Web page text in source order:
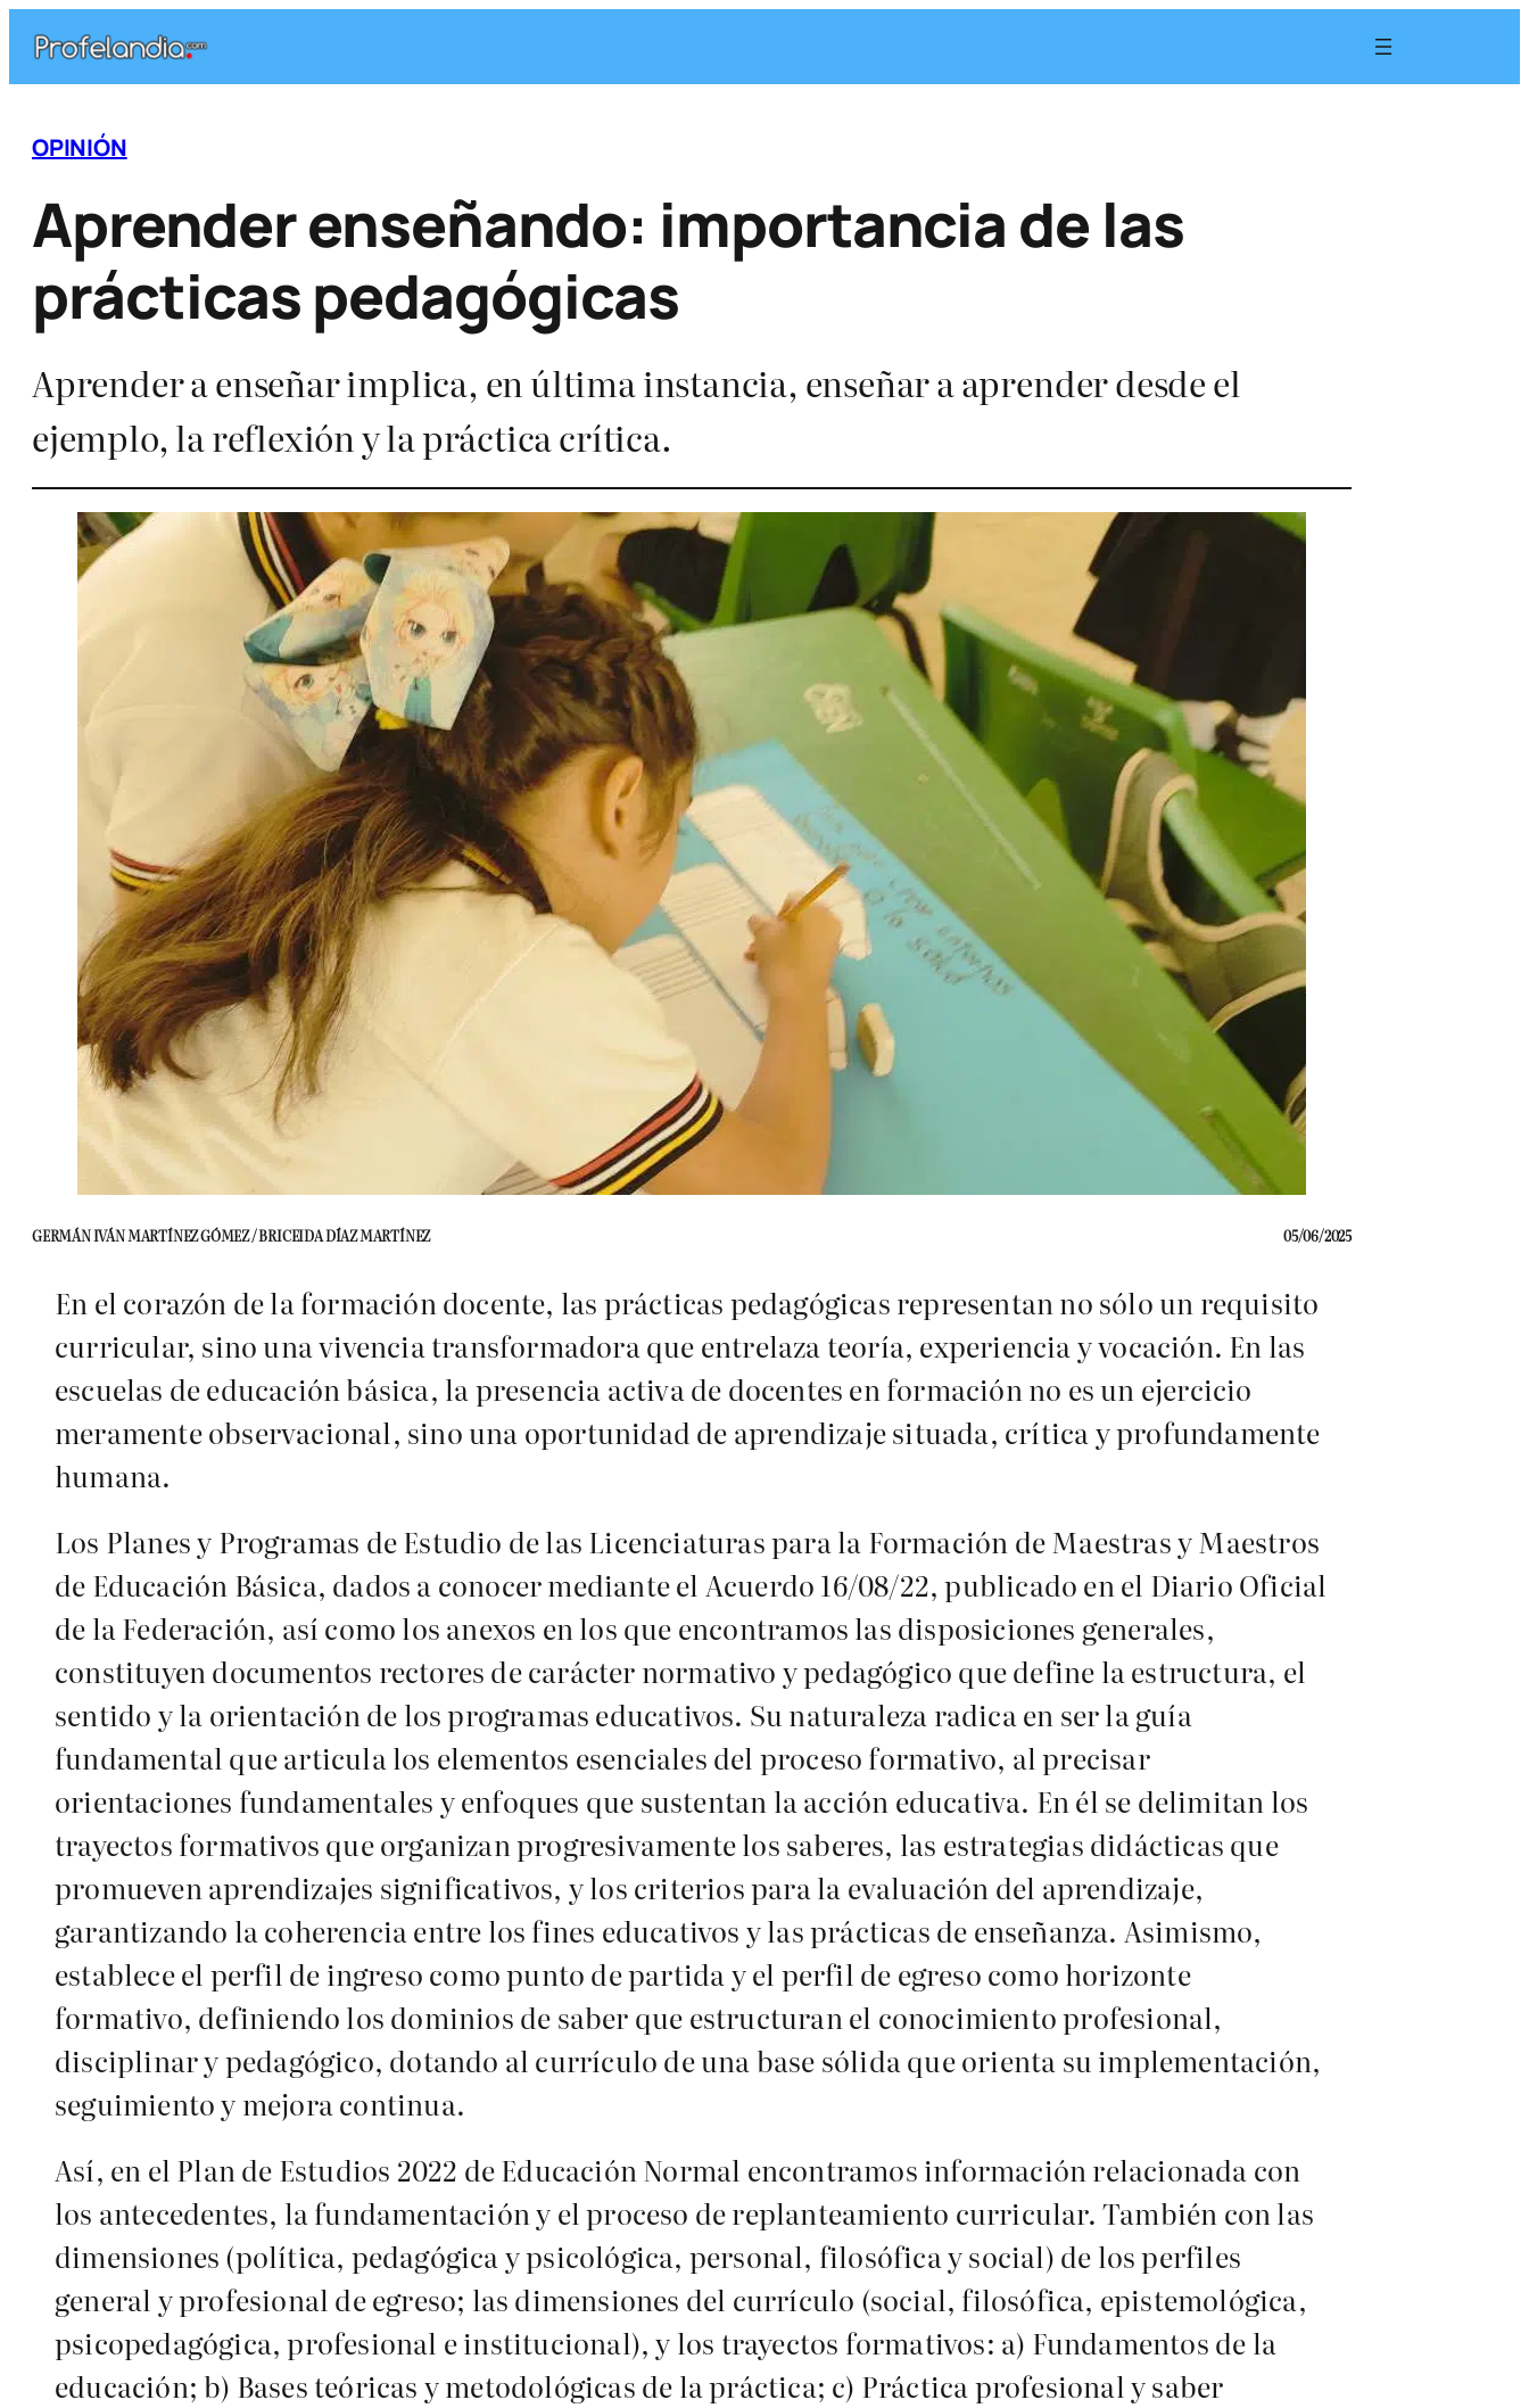
contenido
OPINIÓN
Aprender enseñando: importancia de las
prácticas pedagógicas
Aprender a enseñar implica, en última instancia, enseñar a aprender desde el
ejemplo, la reflexión y la práctica crítica.
GERMÁN IVÁN MARTÍNEZ GÓMEZ / BRICEIDA DÍAZ MARTÍNEZ 05/06/2025
En el corazón de la formación docente, las prácticas pedagógicas representan no sólo un requisito
curricular, sino una vivencia transformadora que entrelaza teoría, experiencia y vocación. En las
escuelas de educación básica, la presencia activa de docentes en formación no es un ejercicio
meramente observacional, sino una oportunidad de aprendizaje situada, crítica y profundamente
humana.
Los Planes y Programas de Estudio de las Licenciaturas para la Formación de Maestras y Maestros
de Educación Básica, dados a conocer mediante el Acuerdo 16/08/22, publicado en el Diario Oficial
de la Federación, así como los anexos en los que encontramos las disposiciones generales,
constituyen documentos rectores de carácter normativo y pedagógico que define la estructura, el
sentido y la orientación de los programas educativos. Su naturaleza radica en ser la guía
fundamental que articula los elementos esenciales del proceso formativo, al precisar
orientaciones fundamentales y enfoques que sustentan la acción educativa. En él se delimitan los
trayectos formativos que organizan progresivamente los saberes, las estrategias didácticas que
promueven aprendizajes significativos, y los criterios para la evaluación del aprendizaje,
garantizando la coherencia entre los fines educativos y las prácticas de enseñanza. Asimismo,
establece el perfil de ingreso como punto de partida y el perfil de egreso como horizonte
formativo, definiendo los dominios de saber que estructuran el conocimiento profesional,
disciplinar y pedagógico, dotando al currículo de una base sólida que orienta su implementación,
seguimiento y mejora continua.
Así, en el Plan de Estudios 2022 de Educación Normal encontramos información relacionada con
los antecedentes, la fundamentación y el proceso de replanteamiento curricular. También con las
dimensiones (política, pedagógica y psicológica, personal, filosófica y social) de los perfiles
general y profesional de egreso; las dimensiones del currículo (social, filosófica, epistemológica,
psicopedagógica, profesional e institucional), y los trayectos formativos: a) Fundamentos de la
educación; b) Bases teóricas y metodológicas de la práctica; c) Práctica profesional y saber